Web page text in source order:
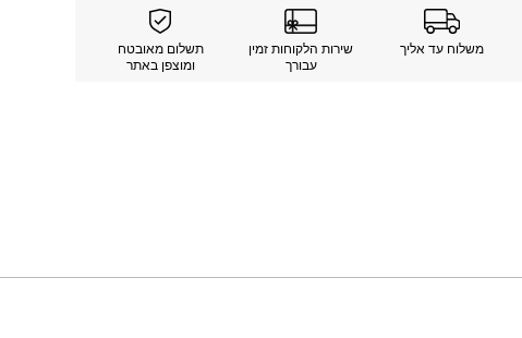
משלוח עד אליך
שירות הלקוחות זמין
עבורך
תשלום מאובטח
ומוצפן באתר